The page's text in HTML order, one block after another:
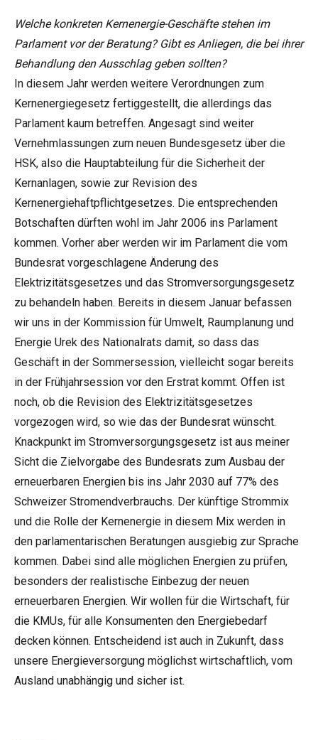
Welche konkreten Kernenergie-Geschäfte stehen im
Parlament vor der Beratung? Gibt es Anliegen, die bei ihrer
Behandlung den Ausschlag geben sollten?
In diesem Jahr werden weitere Verordnungen zum
Kernenergiegesetz fertiggestellt, die allerdings das
Parlament kaum betreffen. Angesagt sind weiter
Vernehmlassungen zum neuen Bundesgesetz über die
HSK, also die Hauptabteilung für die Sicherheit der
Kernanlagen, sowie zur Revision des
Kernenergiehaftpflichtgesetzes. Die entsprechenden
Botschaften dürften wohl im Jahr 2006 ins Parlament
kommen. Vorher aber werden wir im Parlament die vom
Bundesrat vorgeschlagene Änderung des
Elektrizitätsgesetzes und das Stromversorgungsgesetz
zu behandeln haben. Bereits in diesem Januar befassen
wir uns in der Kommission für Umwelt, Raumplanung und
Energie Urek des Nationalrats damit, so dass das
Geschäft in der Sommersession, vielleicht sogar bereits
in der Frühjahrsession vor den Erstrat kommt. Offen ist
noch, ob die Revision des Elektrizitätsgesetzes
vorgezogen wird, so wie das der Bundesrat wünscht.
Knackpunkt im Stromversorgungsgesetz ist aus meiner
Sicht die Zielvorgabe des Bundesrats zum Ausbau der
erneuerbaren Energien bis ins Jahr 2030 auf 77% des
Schweizer Stromendverbrauchs. Der künftige Strommix
und die Rolle der Kernenergie in diesem Mix werden in
den parlamentarischen Beratungen ausgiebig zur Sprache
kommen. Dabei sind alle möglichen Energien zu prüfen,
besonders der realistische Einbezug der neuen
erneuerbaren Energien. Wir wollen für die Wirtschaft, für
die KMUs, für alle Konsumenten den Energiebedarf
decken können. Entscheidend ist auch in Zukunft, dass
unsere Energieversorgung möglichst wirtschaftlich, vom
Ausland unabhängig und sicher ist.